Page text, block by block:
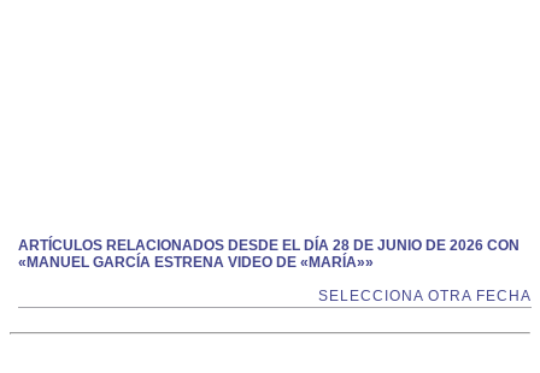
ARTÍCULOS RELACIONADOS DESDE EL DÍA 28 DE JUNIO DE 2026 CON
«MANUEL GARCÍA ESTRENA VIDEO DE «MARÍA»»
SELECCIONA OTRA FECHA